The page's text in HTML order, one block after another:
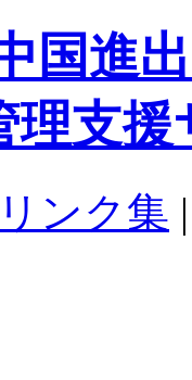
国進
理支援
リンク集